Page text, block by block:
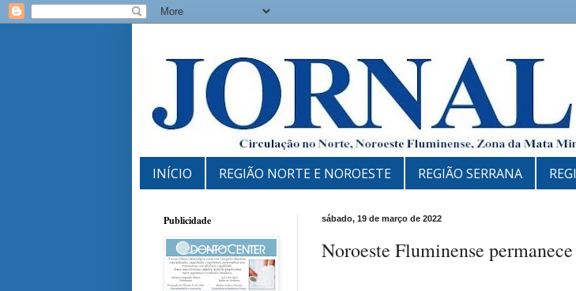
INÍCIO REGIÃO NORTE E NOROESTE REGIÃO SERRANA
sábado, 19 de março de 2022
Noroeste Fluminense
Publicidade